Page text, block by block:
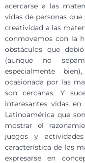
acercarse a las
vidas de personas
creatividad a las
conmovemos con la
obstáculos que
(aunque no
especialmente
ocasionada por las
son cercanas. Y
interesantes vidas
Latinoamérica que
mostrar el
juegos y
característica de las
expresarse en